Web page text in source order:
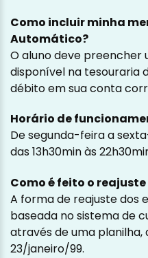
Como incluir minha
Automático?
O aluno deve preencher
disponível na tesouraria
débito em sua conta
Horário de
De segunda-feira a
das 13h30min às
Como é feito o
A forma de reajuste dos
baseada no sistema de
através de uma planilha,
23/janeiro/99.